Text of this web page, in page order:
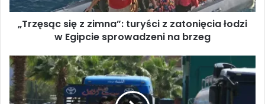
s
z
m
n
„Trzęsąc się z zimna”: turyści z zatonięcia łodzi
w Egipcie sprowadzeni na brzeg
T
y
s
i